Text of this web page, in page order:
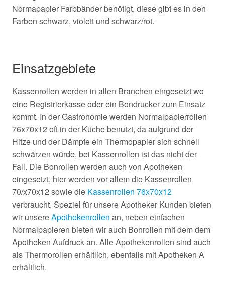
Normapapier Farbbänder benötigt, diese gibt es in den
Farben schwarz, violett und schwarz/rot.
Einsatzgebiete
Kassenrollen werden in allen Branchen eingesetzt wo
eine Registrierkasse oder ein Bondrucker zum Einsatz
kommt. In der Gastronomie werden Normalpapierrollen
76x70x12 oft in der Küche benutzt, da aufgrund der
Hitze und der Dämpfe ein Thermopapier sich schnell
schwärzen würde, bei Kassenrollen ist das nicht der
Fall. Die Bonrollen werden auch von Apotheken
eingesetzt, hier werden vor allem die Kassenrollen
70/x70x12 sowie die Kassenrollen 76x70x12
verbraucht. Speziel für unsere Apotheker Kunden bieten
wir unsereApothekenrollen an, neben einfachen
Normalpapieren bieten wir auch Bonrollen mit dem dem
Apotheken Aufdruck an. Alle Apothekenrollen sind auch
als Thermorollen erhältlich, ebenfalls mit Apotheken A
erhältlich.